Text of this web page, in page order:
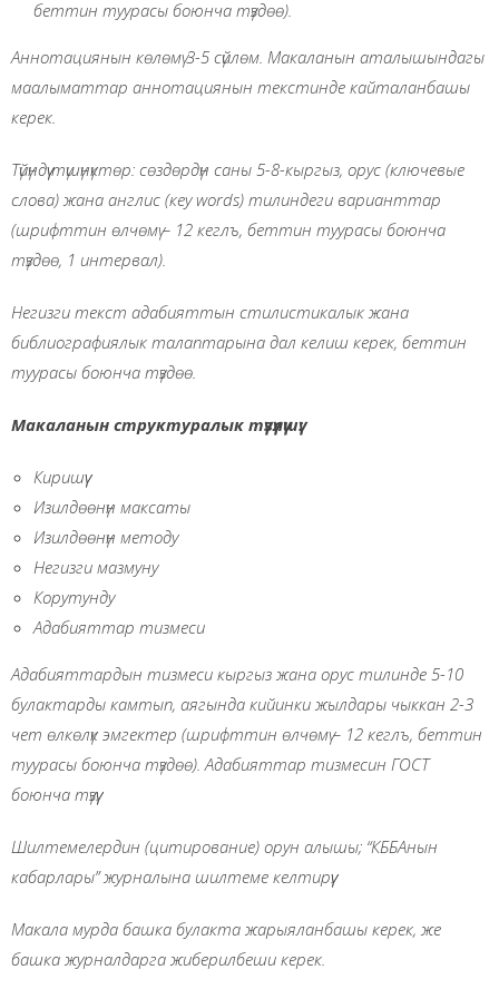
беттин туурасы боюнча түздөө).
Аннотациянын көлөмү 3-5 cүйлөм. Макаланын аталышындагы
маалыматтар аннотациянын текстинде кайталанбашы
керек.
Түйүндүү түшүнүктөр: сөздөрдүн саны 5-8-кыргыз, орус (ключевые
слова) жана англис (кеуwords) тилиндеги варианттар
(шрифттин өлчөмү – 12 кеглъ, беттин туурасы боюнча
түздөө, 1 интервал).
Негизги текст адабияттын стилистикалык жана
библиографиялык талаптарына дал келиш керек, беттин
туурасы боюнча түздөө.
Макаланын структуралык түзүлүшү:
Киришүү
Изилдөөнүн максаты
Изилдөөнүн методу
Негизги мазмуну
Корутунду
Адабияттар тизмеси
Адабияттардын тизмеси кыргыз жана орус тилинде 5-10
булактарды камтып, аягында кийинки жылдары чыккан 2-3
чет өлкөлүк эмгектер (шрифттин өлчөмү – 12 кеглъ, беттин
туурасы боюнча түздөө).Адабияттар тизмесин ГОСТ
боюнча түзүү.
Шилтемелердин (цитирование) орун алышы; “КББАнын
кабарлары” журналына шилтеме келтирүү.
Макала мурда башка булакта жарыяланбашы керек, же
башка журналдарга жиберилбеши керек.